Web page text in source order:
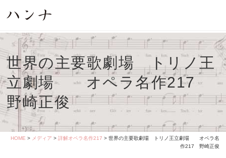
世界の主要歌劇場 トリノ王
立劇場 オペラ名作217
野崎正俊
HOME > メディア > 詳解オペラ名作217 > 世界の主要歌劇場 トリノ王立劇場 オペラ名
作217 野崎正俊